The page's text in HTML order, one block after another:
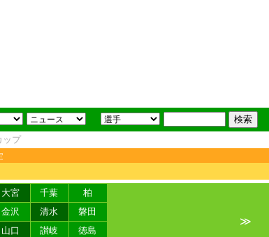
ップ
大宮 千葉
柏
金沢 清水
磐田
山口 讃岐
徳島
≫